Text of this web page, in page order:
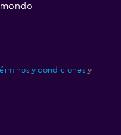
y condiciones y